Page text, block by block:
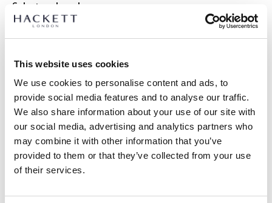
This website uses cookies
We use cookies to personalise content and ads, to
provide social media features and to analyse our traffic.
We also share information about your use of our site with
our social media, advertising and analytics partners who
may combine it with other information that you’ve
provided to them or that they’ve collected from your use
of their services.
Seleziona Lunghezza:
|
DETTAGLI PRODOTTO
DESCRIZIONE
HM2100112
- Chino Kensington Fit Slim.
SPEDIZIONE E RESI
Spedizione e restituzione gratuite